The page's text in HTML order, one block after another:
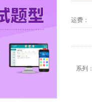
运费：
系列